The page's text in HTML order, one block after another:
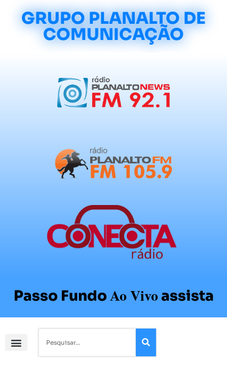
GRUPO PLANALTO DE
COMUNICAÇÃO
Passo FundoAo Vivoassista